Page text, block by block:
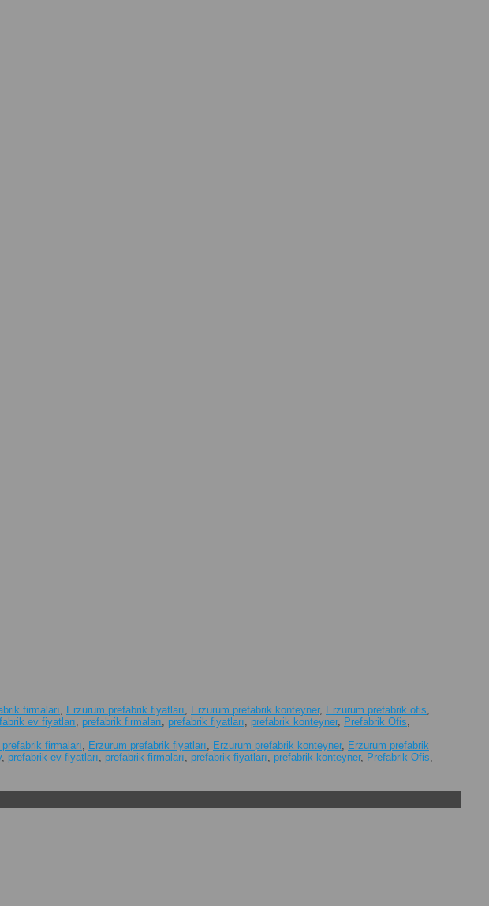
firmaları Erzurum prefabrik fiyatları Erzurum prefabrik konteyner, Erzurum prefabrik ofis
ev fiyatları prefabrik firmaları prefabrik fiyatları prefabrik konteyner, Prefabrik Ofis
firmaları Erzurum prefabrik fiyatları Erzurum prefabrik konteyner, Erzurum prefabrik
, prefabrik ev fiyatları prefabrik firmaları prefabrik fiyatları prefabrik konteyner, Prefabrik Ofis